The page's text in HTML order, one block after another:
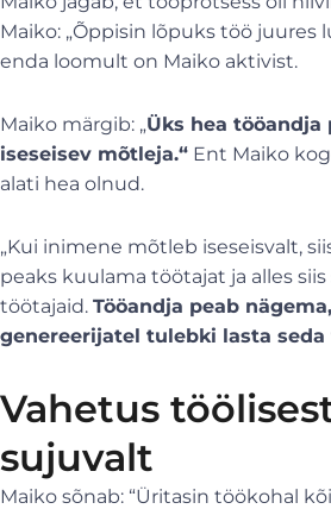
Maiko: „Õppisin lõpuks töö
enda loomult on Maiko aktivist.
Maiko märgib: „Üks hea
iseseisev mõtleja.“ Ent Maiko
alati hea olnud.
„Kui inimene mõtleb iseseisvalt,
peaks kuulama töötajat ja alles
töötajaid. Tööandja peab
genereerijatel tulebki lasta seda
Vahetus
sujuvalt
Maiko sõnab: “Üritasin töökohal